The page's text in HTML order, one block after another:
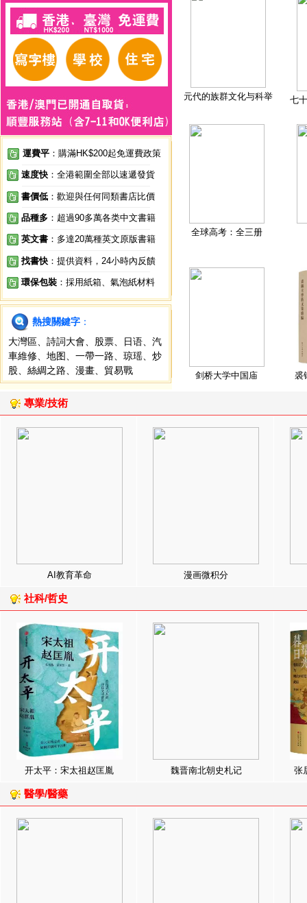
運費平 ：購滿HK$200起免運費政策
速度快 ：全港範圍全部以速遞發貨
書價低 ：歡迎與任何同類書店比價
品種多 ：超過90多萬各类中文書籍
英文書 ：多達20萬種英文原版書籍
找書快 ：提供資料，24小時內反饋
環保包裝 ：採用紙箱、氣泡紙材料
熱搜關鍵字 ：
大灣區
詩詞大會 股票 日语
汽
車維修
地图 一帶一路 琼瑶
炒
股
絲綢之路 漫畫 貿易戰
元代的族群文化与科举 七
全球高考：全三册
剑桥大学中国庙 裘
專業/技術
AI教育革命 漫画微积分
社科/哲史
开太平：宋太祖赵匡胤 魏晋南北朝史札记 张
醫學/醫藥